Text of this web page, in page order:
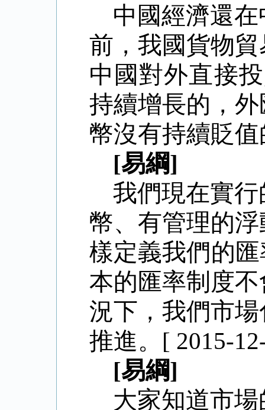
中國經濟還
前，我國貨物
中國對外直接
持續增長的，
幣沒有持續貶值
[易綱]
我們現在實
幣、有管理的
樣定義我們的
本的匯率制度
況下，我們市
推進。[ 2015-
[易綱]
大家知道市